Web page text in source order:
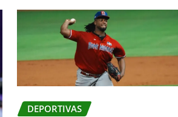
DEPORTIVAS